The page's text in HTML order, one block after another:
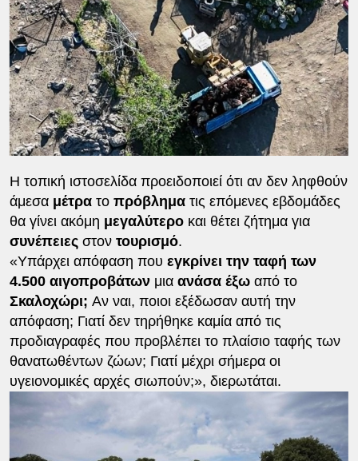
Η τοπική ιστοσελίδα προειδοποιεί ότι αν δεν ληφθούν
άμεσα μέτρα το πρόβλημα τις επόμενες εβδομάδες
θα γίνει ακόμη μεγαλύτεροκαι θέτει ζήτημα για
συνέπειεςστον τουρισμό.
«Υπάρχει απόφαση που εγκρίνει την ταφή των
4.500 αιγοπροβάτωνμια ανάσα έξωαπό το
Σκαλοχώρι; Αν ναι, ποιοι εξέδωσαν αυτή την
απόφαση; Γιατί δεν τηρήθηκε καμία από τις
προδιαγραφές που προβλέπει το πλαίσιο ταφής των
θανατωθέντων ζώων; Γιατί μέχρι σήμερα οι
υγειονομικές αρχές σιωπούν;», διερωτάται.